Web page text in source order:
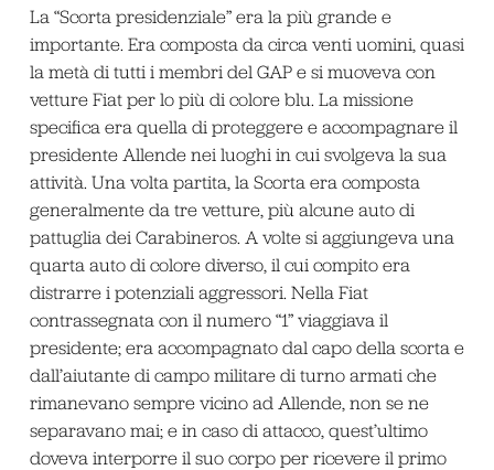
La “Scorta presidenziale” era la più grande e
importante. Era composta da circa venti uomini, quasi
la metà di tutti i membri del GAP e si muoveva con
vetture Fiat per lo più di colore blu. La missione
specifica era quella di proteggere e accompagnare il
presidente Allende nei luoghi in cui svolgeva la sua
attività. Una volta partita, la Scorta era composta
generalmente da tre vetture, più alcune auto di
pattuglia dei Carabineros. A volte si aggiungeva una
quarta auto di colore diverso, il cui compito era
distrarre i potenziali aggressori. Nella Fiat
contrassegnata con il numero “1” viaggiava il
presidente; era accompagnato dal capo della scorta e
dall’aiutante di campo militare di turno armati che
rimanevano sempre vicino ad Allende, non se ne
separavano mai; e in caso di attacco, quest’ultimo
doveva interporre il suo corpo per ricevere il primo